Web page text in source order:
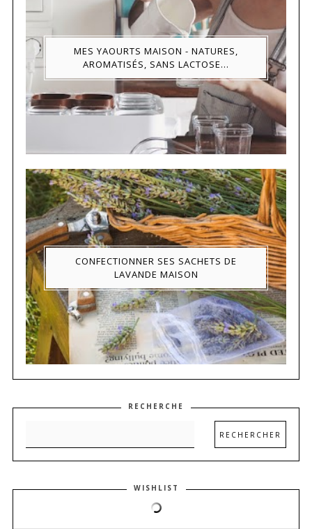
MES YAOURTS MAISON - NATURES,
AROMATISÉS, SANS LACTOSE...
CONFECTIONNER SES SACHETS DE
LAVANDE MAISON
RECHERCHE
WISHLIST